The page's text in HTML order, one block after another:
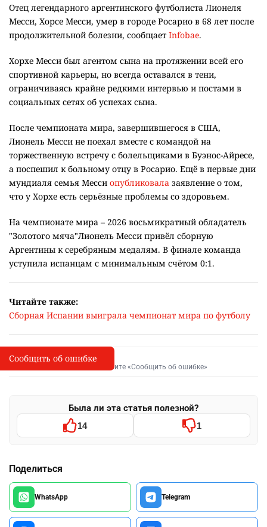
Отец легендарного аргентинского футболиста Лионеля
Месси, Хорсе Месси, умер в городе Росарио в 68 лет после
продолжительной болезни, сообщает Infobae.
Хорхе Месси был агентом сына на протяжении всей его
спортивной карьеры, но всегда оставался в тени,
ограничиваясь крайне редкими интервью и постами в
социальных сетях об успехах сына.
После чемпионата мира, завершившегося в США,
Лионель Месси не поехал вместе с командой на
торжественную встречу с болельщиками в Буэнос-Айресе,
а поспешил к больному отцу в Росарио. Ещё в первые дни
мундиаля семья Месси опубликовала заявление о том,
что у Хорхе есть серьёзные проблемы со здоровьем.
На чемпионате мира – 2026 восьмикратный обладатель
"Золотого мяча"Лионель Месси привёл сборную
Аргентины к серебряным медалям. В финале команда
уступила испанцам с минимальным счётом 0:1.
Читайте также:
Сборная Испании выиграла чемпионат мира по футболу
I
Сообщить об опечатке
Выделите фрагмент и нажмите «Сообщить об ошибке»
Была ли эта статья полезной?
14 1
Поделиться
WhatsApp Telegram
Сообщить об ошибке